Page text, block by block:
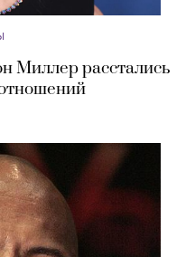
Миллер расстались